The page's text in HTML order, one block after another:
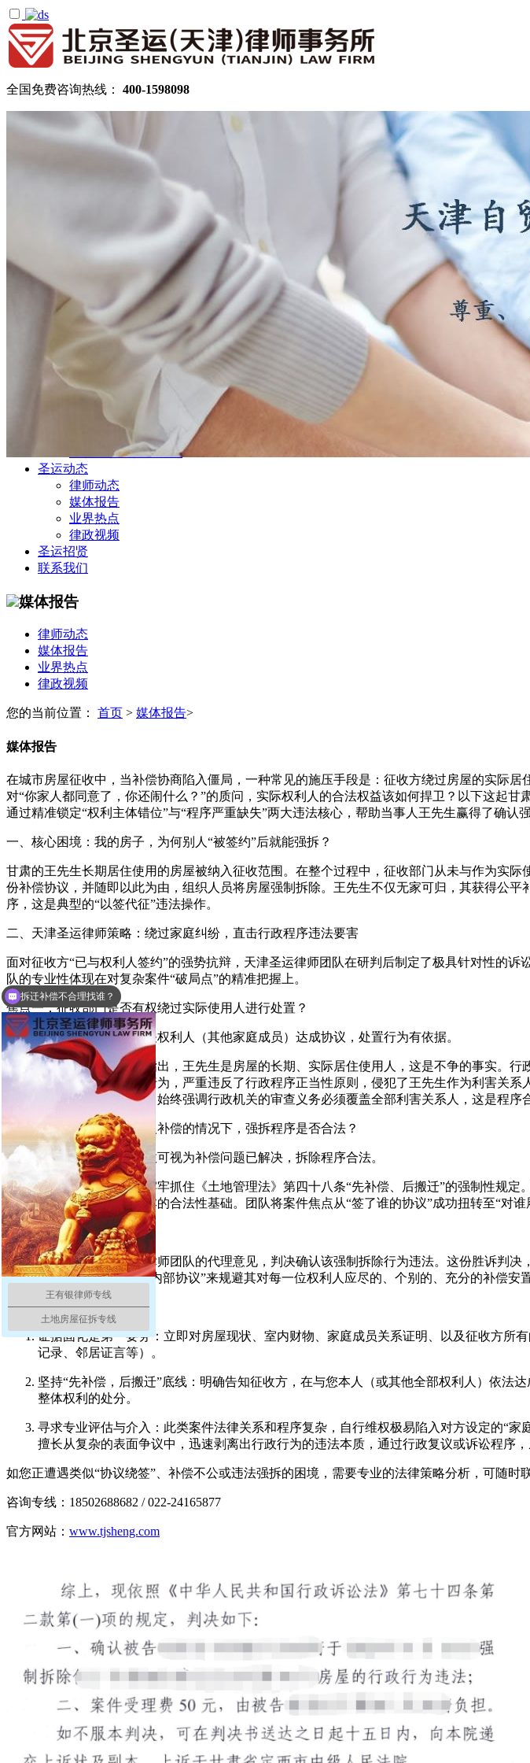
全国免费咨询热线： 400-1598098
律所公告
拆迁律师团队
民商律师团队
部门领域
公司商务部
民事纠纷部
涉外法律事务部
金融证券部
海事海商部
刑事诉讼部
知识产权法律业务部
圣运动态
律师动态
媒体报告
业界热点
律政视频
圣运招贤
联系我们
媒体报告
律师动态
媒体报告
业界热点
律政视频
您的当前位置： 首页 > 媒体报告>
媒体报告
在城市房屋征收中，当补偿协商陷入僵局，一种常见的施压手段是：征收方绕过房屋的实际
对“你家人都同意了，你还闹什么？”的质问，实际权利人的合法权益该如何捍卫？以下这起
通过精准锁定“权利主体错位”与“程序严重缺失”两大违法核心，帮助当事人王先生赢得了确认
一、核心困境：我的房子，为何别人“被签约”后就能强拆？
甘肃的王先生长期居住使用的房屋被纳入征收范围。在整个过程中，征收部门从未与作为实
份补偿协议，并随即以此为由，组织人员将房屋强制拆除。王先生不仅无家可归，其获得公
序，这是典型的“以签代征”违法操作。
二、天津圣运律师策略：绕过家庭纠纷，直击行政程序违法要害
面对征收方“已与权利人签约”的强势抗辩，天津圣运律师团队在研判后制定了极具针对性的
队的专业性体现在对复杂案件“破局点”的精准把握上。
焦点一：征收部门是否有权绕过实际使用人进行处置？
征收方主张：已与房屋相关权利人（其他家庭成员）达成协议，处置行为有依据。
圣运律师反击：律师明确指出，王先生是房屋的长期、实际居住使用人，这是不争的事实。
生，仅与部分人员协商的行为，严重违反了行政程序正当性原则，侵犯了王先生作为利害关
运律师团队在类似案件中，始终强调行政机关的审查义务必须覆盖全部利害关系人，这是程序
焦点二：在未对实际使用人补偿的情况下，强拆程序是否合法？
征收方逻辑：已有协议，故可视为补偿问题已解决，拆除程序合法。
圣运律师致命一击：律师牢牢抓住《土地管理法》第四十八条“先补偿、后搬迁”的强制性规
制拆除行为都丧失了最基本的合法性基础。团队将案件焦点从“签了谁的协议”成功扭转至“对
三、案件结果与专业提示
法院完全采纳了天津圣运律师团队的代理意见，判决确认该强制拆除行为违法。这份胜诉判
政机关不能以任何形式的“内部协议”来规避其对每一位权利人应尽的、个别的、充分的补偿安
给您的务实建议：
证据固化是第一要务：立即对房屋现状、室内财物、家庭成员关系证明、以及征收方所
记录、邻居证言等）。
坚持“先补偿，后搬迁”底线：明确告知征收方，在与您本人（或其他全部权利人）依法
整体权利的处分。
寻求专业评估与介入：此类案件法律关系和程序复杂，自行维权极易陷入对方设定的“
擅长从复杂的表面争议中，迅速剥离出行政行为的违法本质，通过行政复议或诉讼程序
如您正遭遇类似“协议绕签”、补偿不公或违法强拆的困境，需要专业的法律策略分析，可随时
咨询专线：18502688682 / 022-24165877
官方网站： www.tjsheng.com
王有银律师专线
土地房屋征拆专线
拆迁律师收费标准是多少？
拆迁补偿不合理找谁？